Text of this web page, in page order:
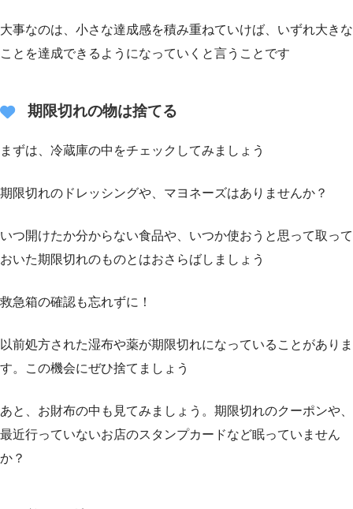
大事なのは、小さな達成感を積み重ねていけば、いずれ大きな
ことを達成できるようになっていくと言うことです
期限切れの物は捨てる
まずは、冷蔵庫の中をチェックしてみましょう
期限切れのドレッシングや、マヨネーズはありませんか？
いつ開けたか分からない食品や、いつか使おうと思って取って
おいた期限切れのものとはおさらばしましょう
救急箱の確認も忘れずに！
以前処方された湿布や薬が期限切れになっていることがありま
す。この機会にぜひ捨てましょう
あと、お財布の中も見てみましょう。期限切れのクーポンや、
最近行っていないお店のスタンプカードなど眠っていません
か？